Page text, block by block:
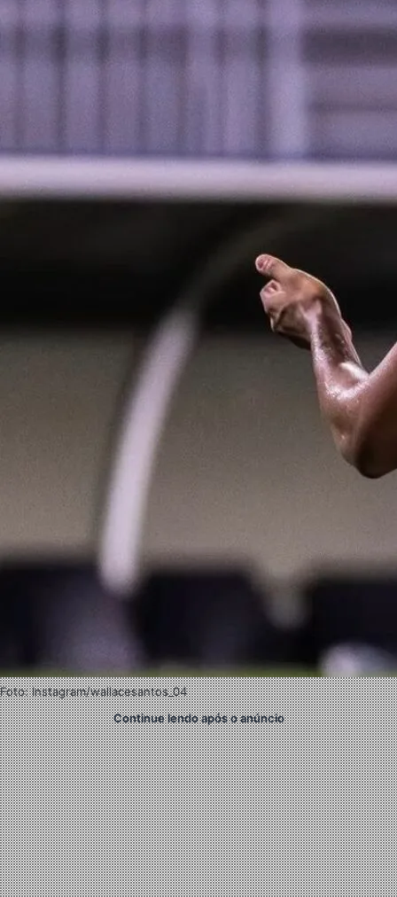
Foto: Instagram/wallacesantos_04
Continue lendo após o anúncio